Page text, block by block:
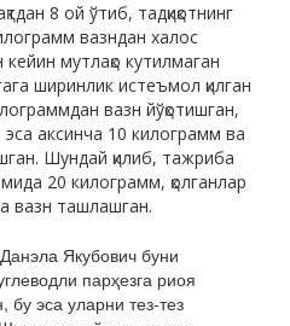
8 ой ўтиб, тадқиқотнинг
вазндан халос
мутлақо кутилмаган
ширинлик истеъмол қилган
вазн йўқотишган,
аксинча 10 килограмм ва
Шундай қилиб, тажриба
20 килограмм, қолганлар
вазн ташлашган.
Якубович буни
парҳезга риоя
бу эса уларни тез-тез